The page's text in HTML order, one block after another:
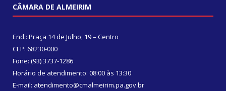
CÂMARA DE ALMEIRIM
End.: Praça 14 de Julho, 19 – Centro
CEP: 68230-000
Fone: (93) 3737-1286
Horário de atendimento: 08:00 às 13:30
E-mail: atendimento@cmalmeirim.pa.gov.br